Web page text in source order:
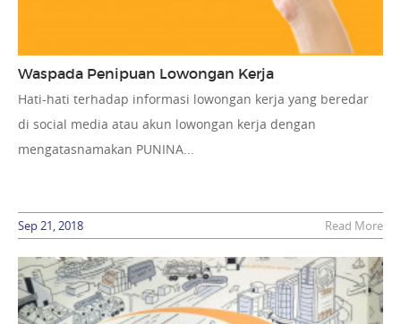
Waspada Penipuan Lowongan Kerja
Hati-hati terhadap informasi lowongan kerja yang beredar
di social media atau akun lowongan kerja dengan
mengatasnamakan PUNINA...
Sep 21, 2018 Read More